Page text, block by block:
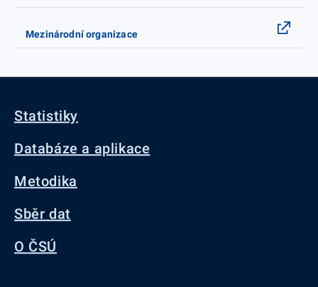
Mezinárodní organizace
Statistiky
Databáze a aplikace
Metodika
Sběr dat
O ČSÚ